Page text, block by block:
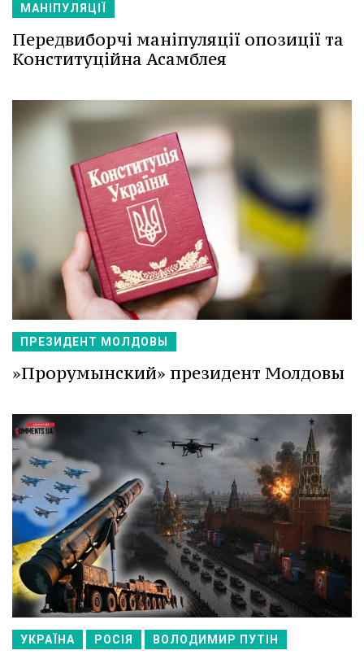
МАНІПУЛЯЦІЇ
Передвиборчі маніпуляції опозиції та
Конституційна Асамблея
ПРЕЗИДЕНТ МОЛДОВЫ
»Прорумынский» президент Молдовы
УКРАЇНА РОСІЯ ВОЛОДИМИР ПУТІН